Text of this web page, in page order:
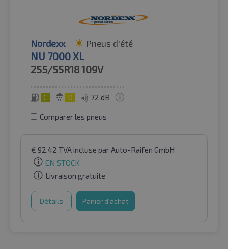
Nordexx Pneus d'été
NU 7000 XL
255/55R18109V
C D 72 dB
Comparer les pneus
€ 92.42 TVA incluse par Auto-Raifen GmbH
EN STOCK
Livraison gratuite
Détails Panier d'achat